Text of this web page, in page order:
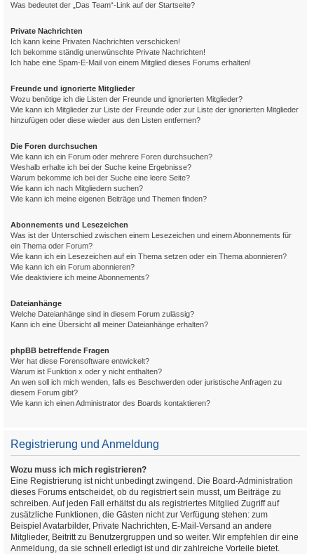
Was bedeutet der „Das Team“-Link auf der Startseite?
Private Nachrichten
Ich kann keine Privaten Nachrichten verschicken!
Ich bekomme ständig unerwünschte Private Nachrichten!
Ich habe eine Spam-E-Mail von einem Mitglied dieses Forums erhalten!
Freunde und ignorierte Mitglieder
Wozu benötige ich die Listen der Freunde und ignorierten Mitglieder?
Wie kann ich Mitglieder zur Liste der Freunde oder zur Liste der ignorierten Mitglieder
hinzufügen oder diese wieder aus den Listen entfernen?
Die Foren durchsuchen
Wie kann ich ein Forum oder mehrere Foren durchsuchen?
Weshalb erhalte ich bei der Suche keine Ergebnisse?
Warum bekomme ich bei der Suche eine leere Seite?
Wie kann ich nach Mitgliedern suchen?
Wie kann ich meine eigenen Beiträge und Themen finden?
Abonnements und Lesezeichen
Was ist der Unterschied zwischen einem Lesezeichen und einem Abonnements für
ein Thema oder Forum?
Wie kann ich ein Lesezeichen auf ein Thema setzen oder ein Thema abonnieren?
Wie kann ich ein Forum abonnieren?
Wie deaktiviere ich meine Abonnements?
Dateianhänge
Welche Dateianhänge sind in diesem Forum zulässig?
Kann ich eine Übersicht all meiner Dateianhänge erhalten?
phpBB betreffende Fragen
Wer hat diese Forensoftware entwickelt?
Warum ist Funktion x oder y nicht enthalten?
An wen soll ich mich wenden, falls es Beschwerden oder juristische Anfragen zu
diesem Forum gibt?
Wie kann ich einen Administrator des Boards kontaktieren?
Registrierung und Anmeldung
Wozu muss ich mich registrieren?
Eine Registrierung ist nicht unbedingt zwingend. Die Board-Administration
dieses Forums entscheidet, ob du registriert sein musst, um Beiträge zu
schreiben. Auf jeden Fall erhältst du als registriertes Mitglied Zugriff auf
zusätzliche Funktionen, die Gästen nicht zur Verfügung stehen: zum
Beispiel Avatarbilder, Private Nachrichten, E-Mail-Versand an andere
Mitglieder, Beitritt zu Benutzergruppen und so weiter. Wir empfehlen dir eine
Anmeldung, da sie schnell erledigt ist und dir zahlreiche Vorteile bietet.